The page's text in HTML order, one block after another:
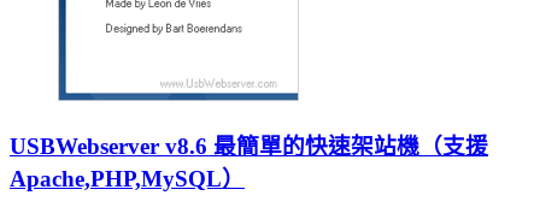
USBWebserver v8.6 最簡單的快速架站機（支援
Apache,PHP,MySQL）